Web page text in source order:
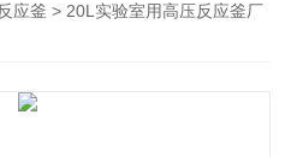
应釜 > 20L实验室用高压反应釜厂